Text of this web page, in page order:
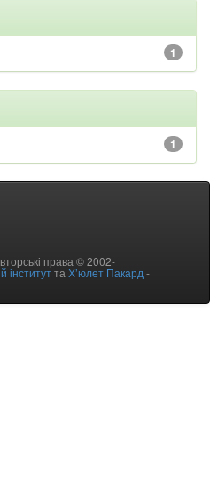
1
1
права © 2002-
інститутта Х’юлет Пакард -